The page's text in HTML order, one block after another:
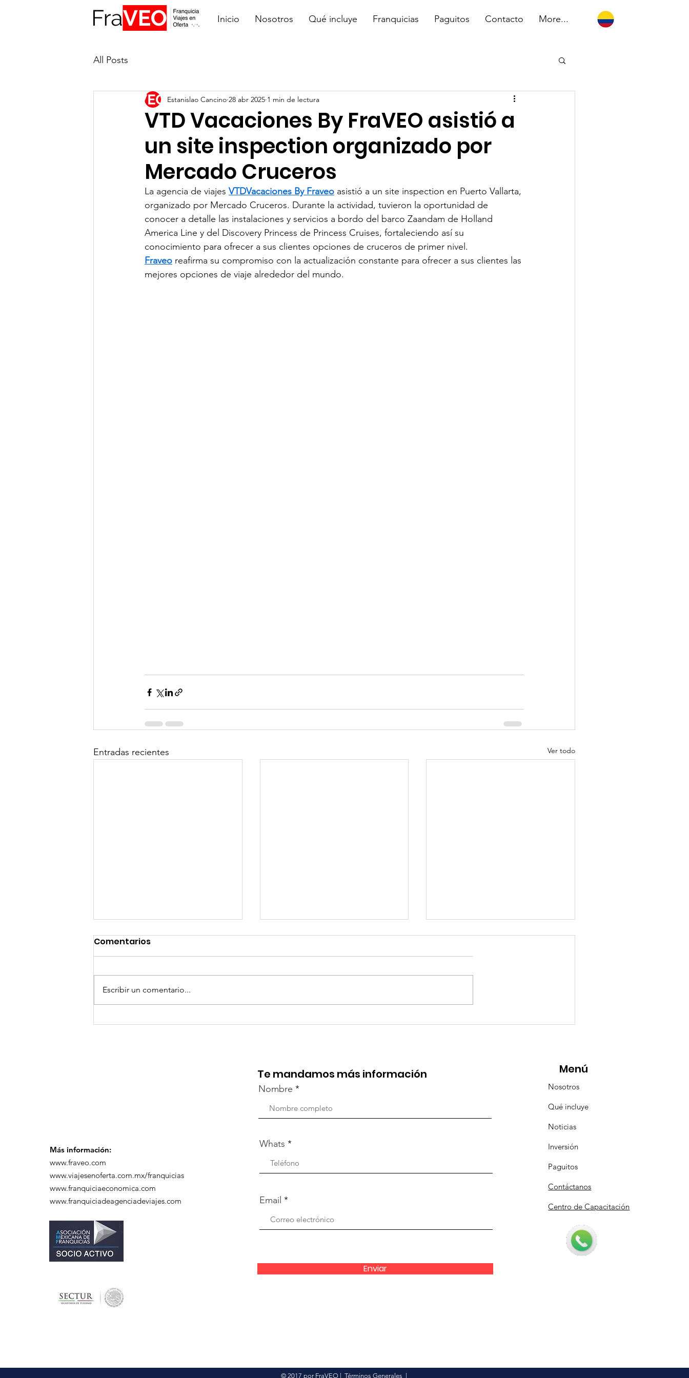
Inicio Nosotros Qué incluye Franquicias Paguitos Contacto More...
All Posts
VTD Vacaciones By FraVEO asistió a
un site inspection organizado por
Mercado Cruceros
Estanislao Cancino 28 abr 2025 1 min de lectura
La agencia de viajes VTDVacaciones By Fraveo asistió a un site inspection en Puerto Vallarta,
organizado por Mercado Cruceros. Durante la actividad, tuvieron la oportunidad de
conocer a detalle las instalaciones y servicios a bordo del barco Zaandam de Holland
America Line y del Discovery Princess de Princess Cruises, fortaleciendo así su
conocimiento para ofrecer a sus clientes opciones de cruceros de primer nivel.
Fraveo reafirma su compromiso con la actualización constante para ofrecer a sus clientes las
mejores opciones de viaje alrededor del mundo.
Entradas recientes Ver todo
GoMapTravelByFraveo
TourTravelynByFraveo
ViveMásViajandoByFraveo
Comentarios
Escribir un comentario...
Más información:
www.fraveo.com
www.viajesenoferta.com.mx/franquicias
www.franquiciaeconomica.com
www.franquiciadeagenciadeviajes.com
Te mandamos más información
Nombre
Whats
Email
Enviar
Menú
Nosotros
Qué incluye
Noticias
Inversión
Paguitos
Contáctanos
Centro de Capacitación
© 2017 por FraVEO Términos Generales